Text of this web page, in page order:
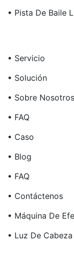
• Pista De Baile
• Servicio
• Solución
• Sobre Nosotros
• FAQ
• Caso
• Blog
• FAQ
• Contáctenos
• Máquina De
• Luz De